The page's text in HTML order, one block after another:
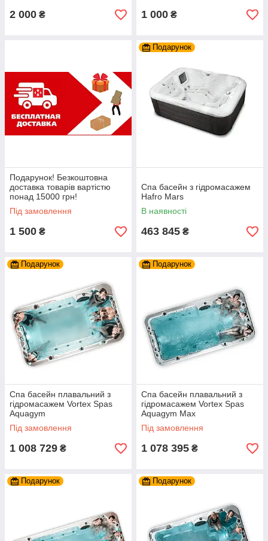
2 000 ₴ 1 000 ₴
Подарунок! Безкоштовна
доставка товарів вартістю
понад 15000 грн!
Під замовлення
1 500 ₴
Подарунок
Спа басейн з гідромасажем
Hafro Mars
В наявності
463 845 ₴
Подарунок
Спа басейн плавальний з
гідромасажем Vortex Spas
Aquagym
Під замовлення
1 008 729 ₴
Подарунок
Спа басейн плавальний з
гідромасажем Vortex Spas
Aquagym Max
Під замовлення
1 078 395 ₴
Подарунок Подарунок